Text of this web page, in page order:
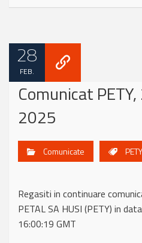
28
FEB.
Comunicat
2025
Comunicate PETY
Regasiti in continuare
PETAL SA HUSI (PETY) in
16:00:19 GMT